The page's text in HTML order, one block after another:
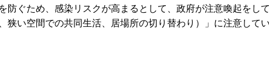
防ぐため、感染リスクが高まるとして、政府が注意喚起をし
い空間での共同生活、居場所の切り替わり）」に注意してい